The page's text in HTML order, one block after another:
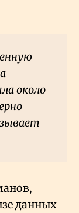
около
данных